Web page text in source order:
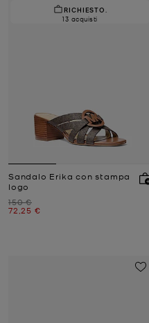
RICHIESTO.
13 acquisti
Sandalo Erika con stampa
logo
Prezzo iniziale
150 €
Prezzo attuale
72,25 €